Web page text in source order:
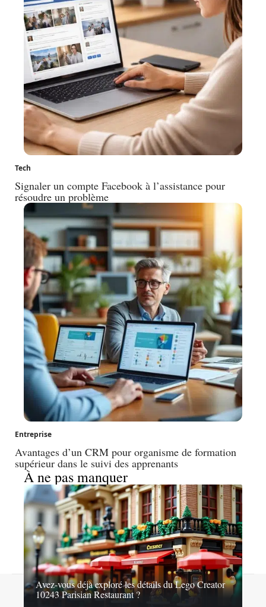
Tech
Signaler un compte Facebook à l’assistance pour
résoudre un problème
Entreprise
Avantages d’un CRM pour organisme de formation
supérieur dans le suivi des apprenants
À ne pas manquer
Avez-vous déjà exploré les détails du Lego Creator
10243 Parisian Restaurant ?
Contact Mentions légales Sitemap